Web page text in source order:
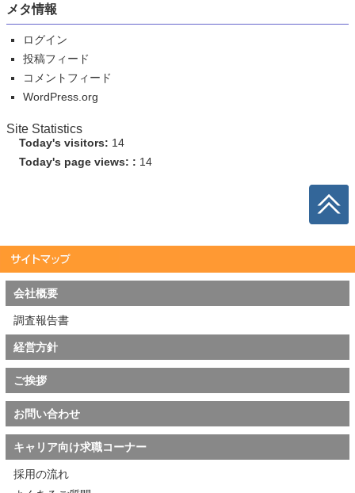
メタ情報
ログイン
投稿フィード
コメントフィード
WordPress.org
Site Statistics
Today's visitors: 14
Today's page views: : 14
会社概要
調査報告書
経営方針
ご挨拶
お問い合わせ
キャリア向け求職コーナー
採用の流れ